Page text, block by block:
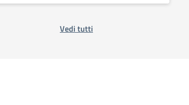
Vedi tutti